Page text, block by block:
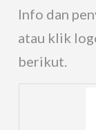
Info dan
atau klik
berikut.